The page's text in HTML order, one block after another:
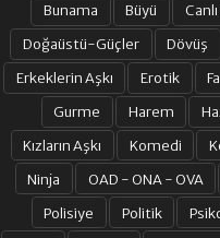
Bunama
Büyü
Doğaüstü-Güçler
Dövüş
Erkeklerin Aşkı
Erotik
Gurme
Harem
Kızların Aşkı
Komedi
Ninja
OAD - ONA - OVA
Polisiye
Politik